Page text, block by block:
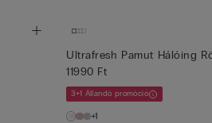
Ultrafresh Pamut Hálóing
11990 Ft
3+1 Állandó promóció
+1